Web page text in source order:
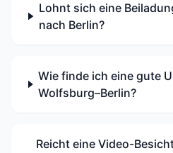
Lohnt sich eine
nach Berlin?
Wie finde ich eine gute
Wolfsburg–Berlin?
Reicht eine Video-